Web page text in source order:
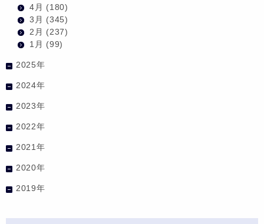
4月 (180)
3月 (345)
2月 (237)
1月 (99)
2025年
2024年
2023年
2022年
2021年
2020年
2019年